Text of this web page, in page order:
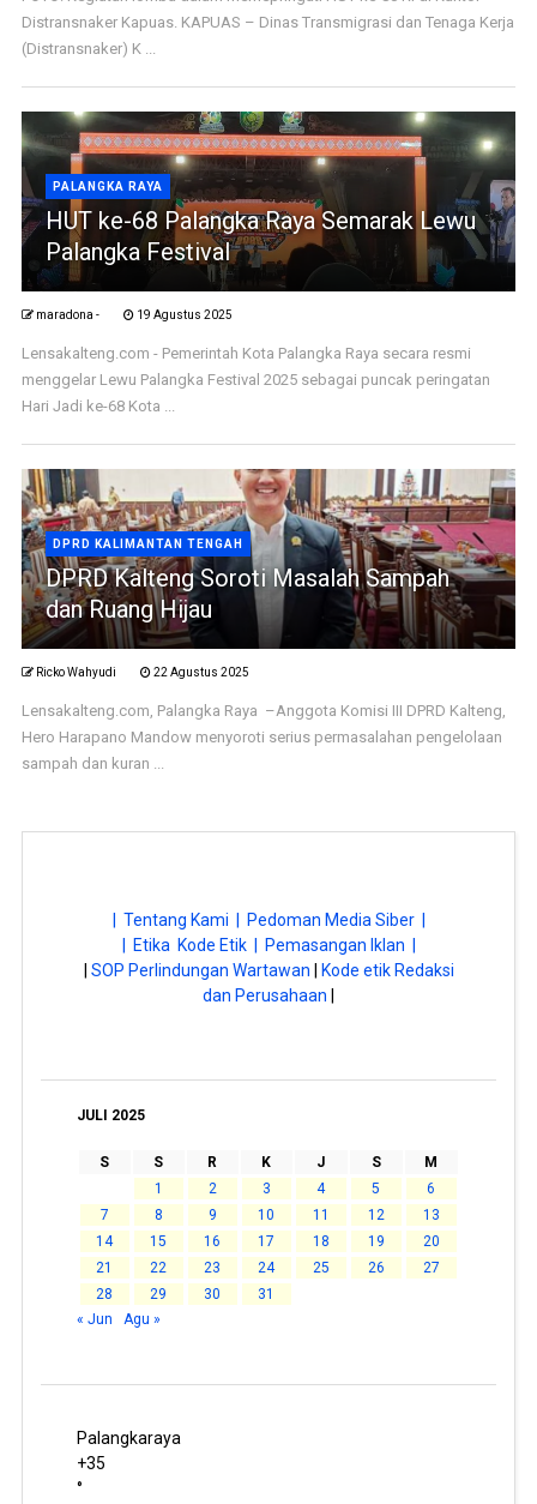
Distransnaker Kapuas. KAPUAS – Dinas Transmigrasi dan Tenaga Kerja
(Distransnaker) K ...
PALANGKA RAYA
HUT ke-68 Palangka Raya Semarak Lewu
Palangka Festival
maradona - 19 Agustus 2025
Lensakalteng.com - Pemerintah Kota Palangka Raya secara resmi
menggelar Lewu Palangka Festival 2025 sebagai puncak peringatan
Hari Jadi ke-68 Kota ...
DPRD KALIMANTAN TENGAH
DPRD Kalteng Soroti Masalah Sampah
dan Ruang Hijau
Ricko Wahyudi 22 Agustus 2025
Lensakalteng.com, Palangka Raya –Anggota Komisi III DPRD Kalteng,
Hero Harapano Mandow menyoroti serius permasalahan pengelolaan
sampah dan kuran ...
| Tentang Kami |
Pedoman Media Siber |
| Etika Kode Etik |
Pemasangan Iklan |
SOP Perlindungan Wartawan
Kode etik Redaksi
dan Perusahaan
JULI 2025
S S R K J S
M
1
2 3 4 5
6
7
8 9 10 11 12
13
14
15 16 17 18 19
20
21
22 23 24 25 26
27
28
29 30
31
« Jun
Agu »
Palangkaraya
+35
°